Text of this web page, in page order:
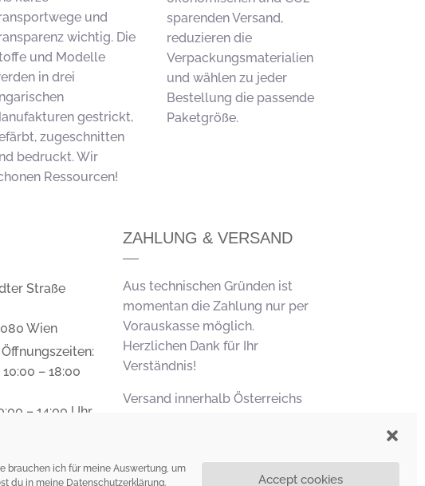
brauchen ich für meine Auswertung, um
du in meine Datenschutzerklärung. Accept cookies
und
wichtig. Die
und Modelle
in drei
gestrickt,
zugeschnitten
bedruckt. Wir
Ressourcen!
sparenden Versand,
reduzieren die
Verpackungsmaterialien
und wählen zu jeder
Bestellung die passende
Paketgröße.
Straße
Wien
10:00 – 18:00
– 14:00 Uhr
ZAHLUNG & VERSAND
Aus technischen Gründen ist
momentan die Zahlung nur per
Vorauskasse möglich.
Herzlichen Dank für Ihr
Verständnis!
Versand innerhalb Österreichs
bis 1 kg Preis: 9,00 EUR.